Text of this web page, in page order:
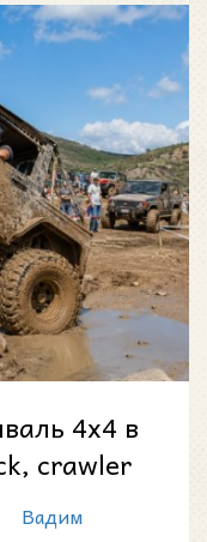
4x4 в
crawler
Вадим